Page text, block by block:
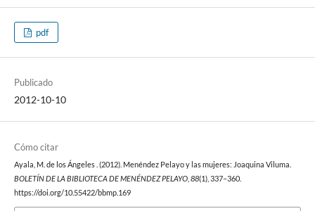
pdf
Publicado
2012-10-10
Cómo citar
Ayala, M. de los Ángeles . (2012). Menéndez Pelayo y las mujeres: Joaquina Viluma.
BOLETÍN DE LA BIBLIOTECA DE MENÉNDEZ PELAYO, 88(1), 337–360.
https://doi.org/10.55422/bbmp.169